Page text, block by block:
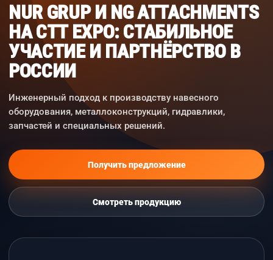
NUR GRUP И NG ATTACHMENTS
НА CTT EXPO: СТАБИЛЬНОЕ
УЧАСТИЕ И ПАРТНЁРСТВО В
РОССИИ
Инженерный подход к производству навесного
оборудования, металлоконструкций, гидравлики,
запчастей и специальных решений.
Получить предложение
Смотреть продукцию